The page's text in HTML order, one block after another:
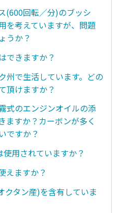
(600回転／分)のブッシ
を考えていますが、問題
うか？
できますか？
州で生活しています。どの
頂けますか？
式のエンジンオイルの添
ますか？カーボンが多く
ですか？
用されていますか？
えますか？
クタン産)を含有していま